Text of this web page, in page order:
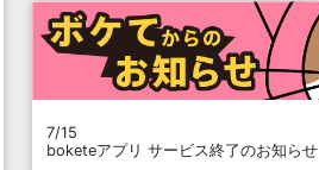
7/15
boketeアプリ サービス終了のお知らせ